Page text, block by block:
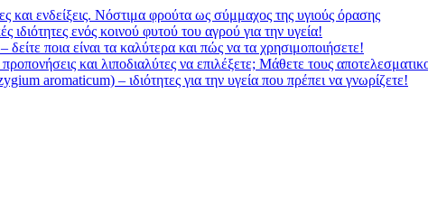
και ενδείξεις. Νόστιμα φρούτα ως σύμμαχος της υγιούς όρασης
ενός κοινού φυτού του αγρού για την υγεία!
ποια είναι τα καλύτερα και πώς να τα χρησιμοποιήσετε!
και λιποδιαλύτες να επιλέξετε; Μάθετε τους
aromaticum) – ιδιότητες για την υγεία που πρέπει να γνωρίζετε!